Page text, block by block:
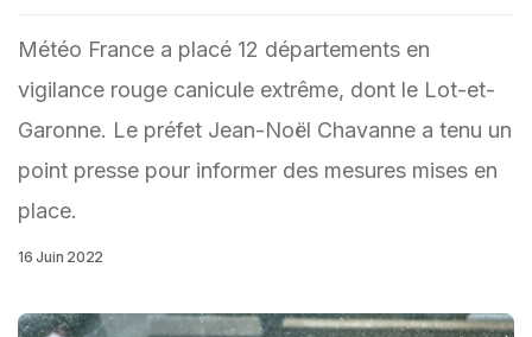
Météo France a placé 12 départements en
vigilance rouge canicule extrême, dont le Lot-et-
Garonne. Le préfet Jean-Noël Chavanne a tenu un
point presse pour informer des mesures mises en
place.
16 Juin 2022